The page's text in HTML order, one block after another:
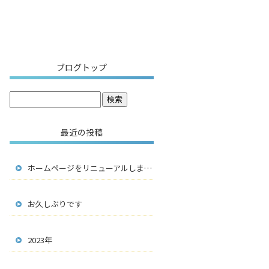
ブログトップ
最近の投稿
ホームページをリニューアルしました！
お久しぶりです
2023年